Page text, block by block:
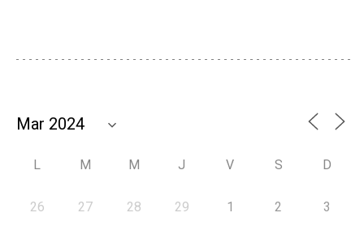
L M M J V S D
26 27 28 29 1 2 3